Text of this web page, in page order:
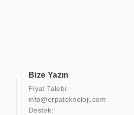
Kaliteli ekipmanı, uzman kadroları,
Bize Yazın
Fiyat Talebi:
info@erpateknoloji.com
Destek: